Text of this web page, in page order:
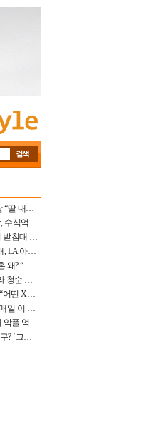
배우 최일순, 이혼 후 20년 산속 생활 “딸 내가 버렸다고 원망‥맘 아파”(특종)[어제TV]
‘혼외자→유부남’ 정우성 근황 포착, 수식억 해킹 피해 후배 만났다 “존경하는”
집 공개 유재석, 결혼사진 라면 냄비 받침대 되고 분노‥가족사진도 피해(놀뭐)[어제TV]
백윤식 손녀+정시아 딸 첫 유화 공개, LA 아트쇼→서울국제조각페스타 작가다운 수준급 실력
유혜리, 배우 이근희과 1년 반만 이혼 왜? “식칼 꽂고 의자 던져” 충격 폭로(특종)[어제TV]
임지연, 그림 같은 발리 배경? 뼈말라 청순 비키니 핏에 상대 안 되네
김성수, ♥박소윤 집 이불 폐기 처분 “어떤 X이랑 썼을지 몰라” 질투(신랑수업2)[어제TV]
44kg 송가인 “비가 오나 눈이 오나” 매일 이 운동, 허벅지 근육량 상승+체지방 감소
“연예인 걱정 NO” 김승현, 가난팔이 악플 억울할만‥아내+딸과 日 여행
재혼 강성연 ♥2살 연하 의사남편 누구? ‘그알’ 자문의에 훈남 비주얼 초엘리트 스펙 [종합]